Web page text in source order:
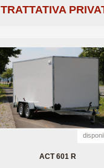
TRATTATIVA
ACT 601 R